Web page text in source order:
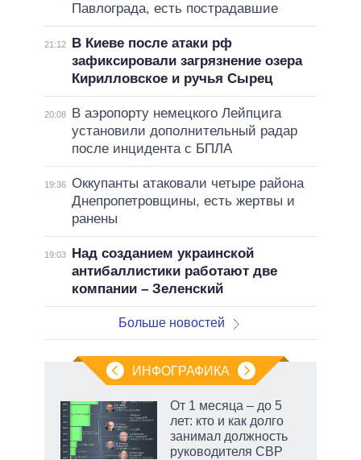
Павлограда, есть пострадавшие
21:12
В Киеве после атаки рф
зафиксировали загрязнение озера
Кирилловское и ручья Сырец
20:08
В аэропорту немецкого Лейпцига
установили дополнительный радар
после инцидента с БПЛА
19:36 Оккупанты атаковали четыре района
Днепропетровщины, есть жертвы и
ранены
19:03
Над созданием украинской
антибаллистики работают две
компании – Зеленский
Больше новостей
ИНФОГРАФИКА
От 1 месяца – до 5
лет: кто и как долго
занимал должность
руководителя СВР